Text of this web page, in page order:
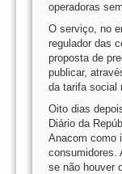
operadoras
O serviço, no
regulador das
proposta de
publicar,
da tarifa social
Oito dias
Diário da
Anacom como
consumidores.
se não houver